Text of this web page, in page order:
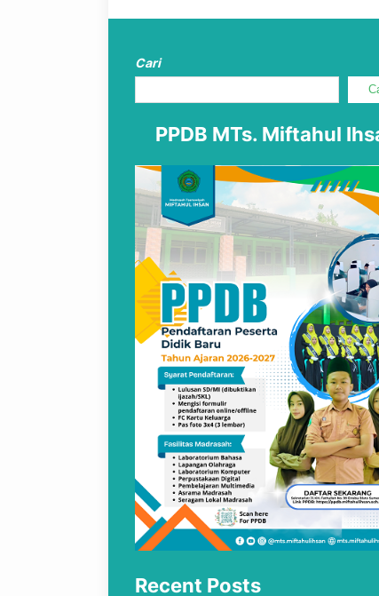
Cari
PPDB MTs. Miftahul
Recent Posts